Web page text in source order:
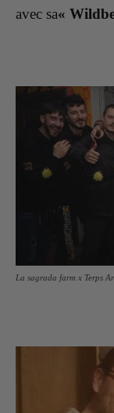
avec sa«
La sagrada farm x Terps